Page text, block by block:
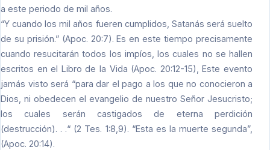
a este periodo de mil años.
“Y cuando los mil años fueren cumplidos, Satanás será suelto
de su prisión.” (Apoc. 20:7). Es en este tiempo precisamente
cuando resucitarán todos los impíos, los cuales no se hallen
escritos en el Libro de la Vida (Apoc. 20:12-15), Este evento
jamás visto será “para dar el pago a los que no conocieron a
Dios, ni obedecen el evangelio de nuestro Señor Jesucristo;
los cuales serán castigados de eterna perdición
(destrucción). . .“ (2 Tes. 1:8,9). “Esta es la muerte segunda”,
(Apoc. 20:14).